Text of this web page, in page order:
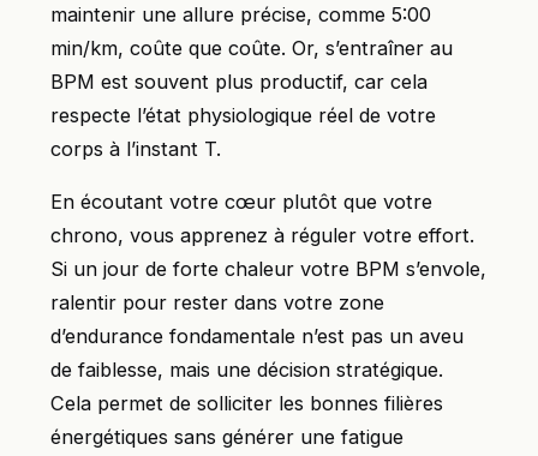
maintenir une allure précise, comme 5:00
min/km, coûte que coûte. Or, s’entraîner au
BPM est souvent plus productif, car cela
respecte l’état physiologique réel de votre
corps à l’instant T.
En écoutant votre cœur plutôt que votre
chrono, vous apprenez à réguler votre effort.
Si un jour de forte chaleur votre BPM s’envole,
ralentir pour rester dans votre zone
d’endurance fondamentale n’est pas un aveu
de faiblesse, mais une décision stratégique.
Cela permet de solliciter les bonnes filières
énergétiques sans générer une fatigue